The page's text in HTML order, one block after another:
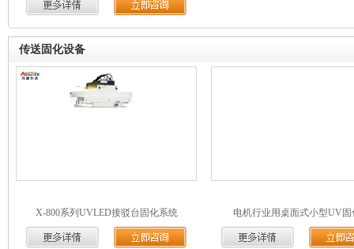
传送固化设备
X-800系列UVLED接驳台固化系统 电机行业用桌面式小型UV固